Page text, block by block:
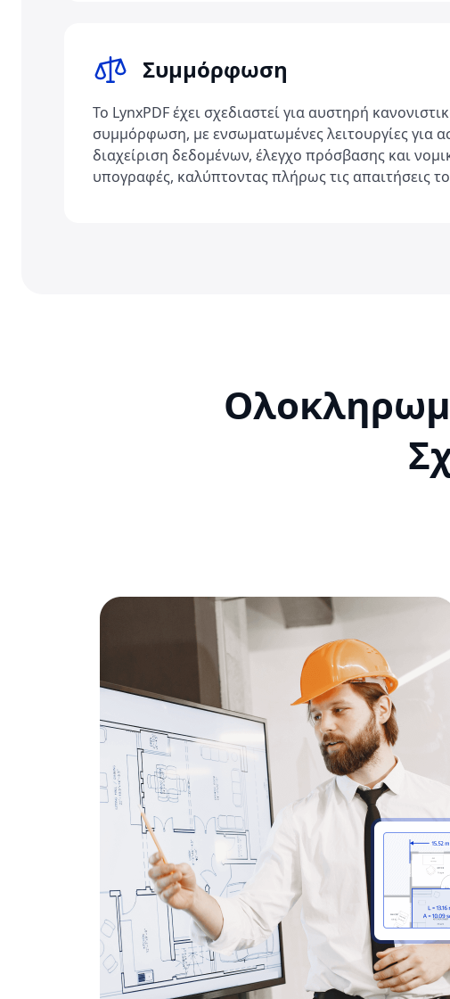
Συμμόρφωση
Το LynxPDF έχει σχεδιαστεί για αυστηρή
συμμόρφωση, με ενσωματωμένες λειτουργίες για
διαχείριση δεδομένων, έλεγχο πρόσβασης και
υπογραφές, καλύπτοντας πλήρως τις απαιτήσεις